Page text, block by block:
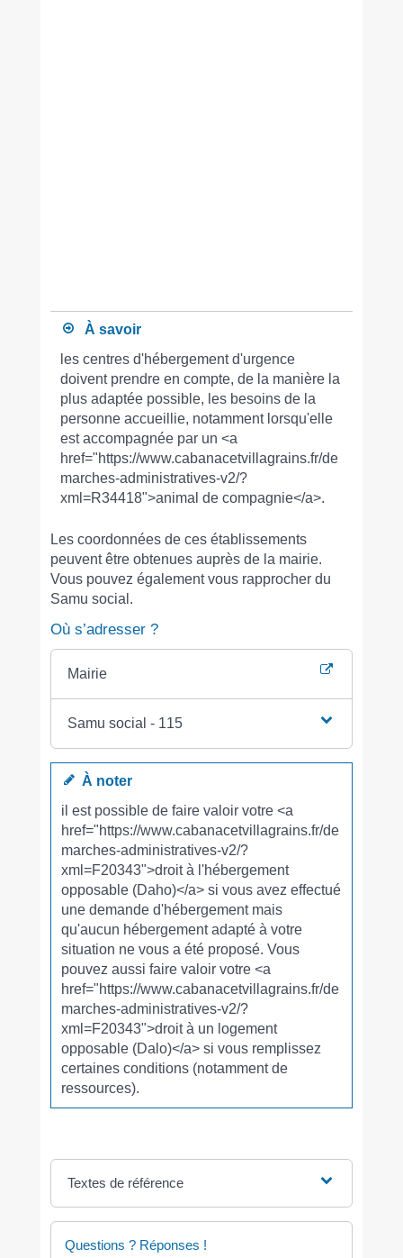
À savoir
les centres d'hébergement d'urgence
doivent prendre en compte, de la manière la
plus adaptée possible, les besoins de la
personne accueillie, notamment lorsqu'elle
est accompagnée par un <a
href="https://www.cabanacetvillagrains.fr/de
marches-administratives-v2/?
xml=R34418">animal de compagnie</a>.
Les coordonnées de ces établissements
peuvent être obtenues auprès de la mairie.
Vous pouvez également vous rapprocher du
Samu social.
Où s’adresser ?
Mairie
Samu social - 115
À noter
il est possible de faire valoir votre <a
href="https://www.cabanacetvillagrains.fr/de
marches-administratives-v2/?
xml=F20343">droit à l'hébergement
opposable (Daho)</a> si vous avez effectué
une demande d'hébergement mais
qu'aucun hébergement adapté à votre
situation ne vous a été proposé. Vous
pouvez aussi faire valoir votre <a
href="https://www.cabanacetvillagrains.fr/de
marches-administratives-v2/?
xml=F20343">droit à un logement
opposable (Dalo)</a> si vous remplissez
certaines conditions (notamment de
ressources).
Textes de référence
Questions ? Réponses !